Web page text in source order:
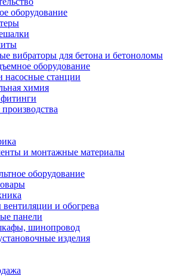
оборудование
вибраторы для бетона и бетоноломы
оборудование
насосные станции
химия
и монтажные материалы
оборудование
и обогрева
панели
шинопровод
изделия